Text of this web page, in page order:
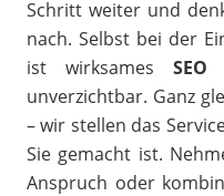
Schritt weiter und
nach. Selbst bei der
ist wirksames
unverzichtbar. Ganz
– wir stellen das
Sie gemacht ist.
Anspruch oder